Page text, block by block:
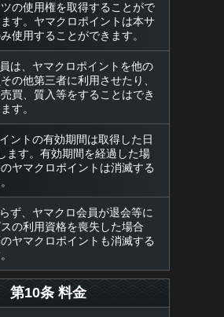
の使用権を取得することがで
す。ヤマクロポイントは本サ
使用することができます。
は、ヤマクロポイントを他の
の他第三者に利用させたり、
買、質入等をすることはでき
す。
ントの有効期間は取得した日
ます。有効期間を経過した場
ヤマクロポイントは消滅する
ず、ヤマクロ会員が退会等に
の利用資格を喪失した場合
ヤマクロポイントも消滅する
第10条 料金